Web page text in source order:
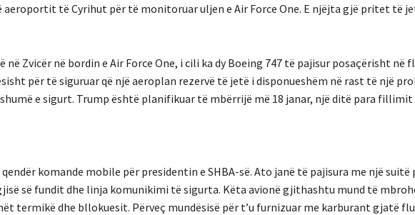
të Cyrihut për të monitoruar uljen e Air Force One. E njëjta gjë pritet të
Zvicër në bordin e Air Force One, i cili ka dy Boeing 747 të pajisur posaçërisht në
për të siguruar që një aeroplan rezervë të jetë i disponueshëm në rast të një
e sigurt. Trump është planifikuar të mbërrijë më 18 janar, një ditë para fillimit
komande mobile për presidentin e SHBA-së. Ato janë të pajisura me një suitë
së fundit dhe linja komunikimi të sigurta. Këta avionë gjithashtu mund të
termikë dhe bllokuesit. Përveç mundësisë për t’u furnizuar me karburant gjatë